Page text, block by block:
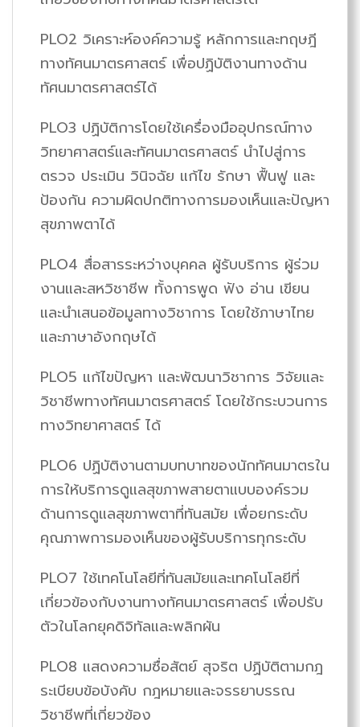
PLO2 วิเคราะห์องค์ความรู้ หลักการเเละทฤษฎี
ทางทัศนมาตรศาสตร์ เพื่อปฏิบัติงานทางด้าน
ทัศนมาตรศาสตร์ได้
PLO3 ปฏิบัติการโดยใช้เครื่องมืออุปกรณ์ทาง
วิทยาศาสตร์และทัศนมาตรศาสตร์ นำไปสู่การ
ตรวจ ประเมิน วินิจฉัย แก้ไข รักษา ฟื้นฟู และ
ป้องกัน ความผิดปกติทางการมองเห็นและปัญหา
สุขภาพตาได้
PLO4 สื่อสารระหว่างบุคคล ผู้รับบริการ ผู้ร่วม
งานและสหวิชาชีพ ทั้งการพูด ฟัง อ่าน เขียน
และนำเสนอข้อมูลทางวิชาการ โดยใช้ภาษาไทย
และภาษาอังกฤษได้
PLO5 แก้ไขปัญหา และพัฒนาวิชาการ วิจัยและ
วิชาชีพทางทัศนมาตรศาสตร์ โดยใช้กระบวนการ
ทางวิทยาศาสตร์ ได้
PLO6 ปฏิบัติงานตามบทบาทของนักทัศนมาตรใน
การให้บริการดูแลสุขภาพสายตาแบบองค์รวม
ด้านการดูแลสุขภาพตาที่ทันสมัย เพื่อยกระดับ
คุณภาพการมองเห็นของผู้รับบริการทุกระดับ
PLO7 ใช้เทคโนโลยีที่ทันสมัยและเทคโนโลยีที่
เกี่ยวข้องกับงานทางทัศนมาตรศาสตร์ เพื่อปรับ
ตัวในโลกยุคดิจิทัลและพลิกผัน
PLO8 แสดงความซื่อสัตย์ สุจริต ปฏิบัติตามกฎ
ระเบียบข้อบังคับ กฎหมายและจรรยาบรรณ
วิชาชีพที่เกี่ยวข้อง